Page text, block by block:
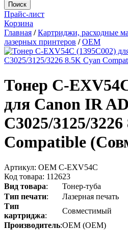
Прайс-лист
Корзина
Главная / Картриджи, расходные
лазерных принтеров / OEM
Тонер C-
для Canon IR
C3025/3125/
Compatible
Артикул: OEM C-EXV54C
Код товара: 112623
Вид товара:
Тонер-туба
Тип печати:
Лазерная печать
Тип
картриджа:
Совместимый
Производитель:OEM (ОЕМ)